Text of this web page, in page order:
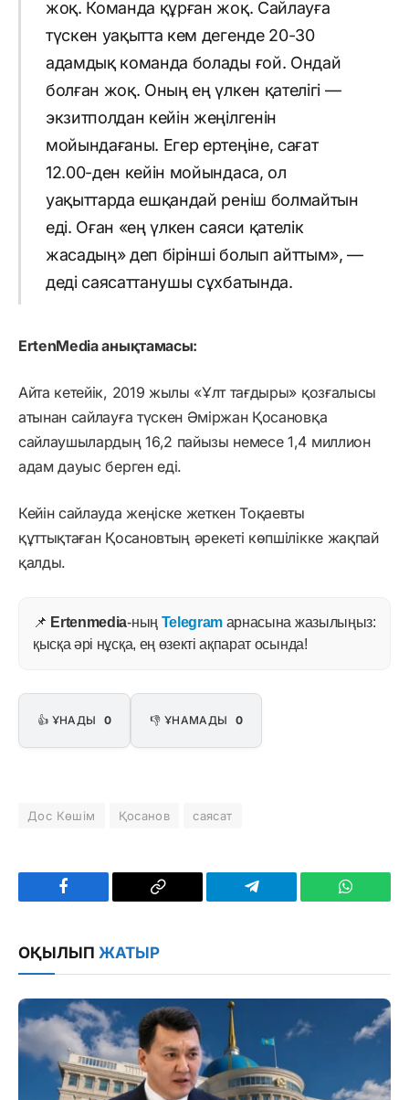
жоқ. Команда құрған жоқ. Сайлауға
түскен уақытта кем дегенде 20-30
адамдық команда болады ғой. Ондай
болған жоқ. Оның ең үлкен қателігі —
экзитполдан кейін жеңілгенін
мойындағаны. Егер ертеңіне, сағат
12.00-ден кейін мойындаса, ол
уақыттарда ешқандай реніш болмайтын
еді. Оған «ең үлкен саяси қателік
жасадың» деп бірінші болып айттым», —
деді саясаттанушы сұхбатында.
ErtenMedia анықтамасы:
Айта кетейік, 2019 жылы «Ұлт тағдыры» қозғалысы
атынан сайлауға түскен Әміржан Қосановқа
сайлаушылардың 16,2 пайызы немесе 1,4 миллион
адам дауыс берген еді.
Кейін сайлауда жеңіске жеткен Тоқаевты
құттықтаған Қосановтың әрекеті көпшілікке жақпай
қалды.
📌 Ertenmedia-ның Telegram арнасына жазылыңыз:
қысқа әрі нұсқа, ең өзекті ақпарат осында!
👍 ҰНАДЫ 0 👎 ҰНАМАДЫ 0
Дос Көшім Қосанов саясат
Facebook
Copy
Telegram
ОҚЫЛЫП ЖАТЫР